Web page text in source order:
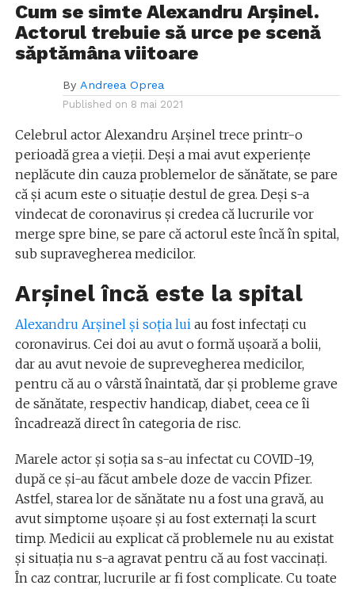
Cum se simte Alexandru Arșinel.
Actorul trebuie să urce pe scenă
săptămâna viitoare
By Andreea Oprea
Published on 8 mai 2021
Celebrul actor Alexandru Arșinel trece printr-o
perioadă grea a vieții. Deși a mai avut experiențe
neplăcute din cauza problemelor de sănătate, se pare
că și acum este o situație destul de grea. Deși s-a
vindecat de coronavirus și credea că lucrurile vor
merge spre bine, se pare că actorul este încă în spital,
sub supravegherea medicilor.
Arșinel încă este la spital
Alexandru Arșinel și soția luiau fost infectați cu
coronavirus. Cei doi au avut o formă ușoară a bolii,
dar au avut nevoie de suprevegherea medicilor,
pentru că au o vârstă înaintată, dar și probleme grave
de sănătate, respectiv handicap, diabet, ceea ce îi
încadrează direct în categoria de risc.
Marele actor și soția sa s-au infectat cu COVID-19,
după ce și-au făcut ambele doze de vaccin Pfizer.
Astfel, starea lor de sănătate nu a fost una gravă, au
avut simptome ușoare și au fost externați la scurt
timp. Medicii au explicat că problemele nu au existat
și situația nu s-a agravat pentru că au fost vaccinați.
În caz contrar, lucrurile ar fi fost complicate. Cu toate